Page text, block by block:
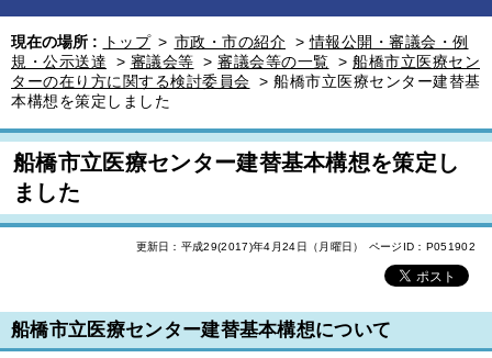
現在の場所 : トップ > 市政・市の紹介 >情報公開・審議会・例
規・公示送達
> 審議会等 > 審議会等の一覧 > 船橋市立医療セン
ターの在り方に関する検討委員会 > 船橋市立医療センター建替基
本構想を策定しました
船橋市立医療センター建替基本構想を策定し
ました
更新日：平成29(2017)年4月24日（月曜日） ページID：P051902
船橋市立医療センター建替基本構想について